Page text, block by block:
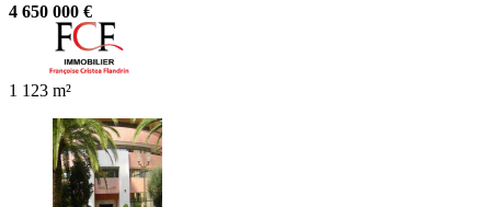
4 650 000 €
1 123 m²